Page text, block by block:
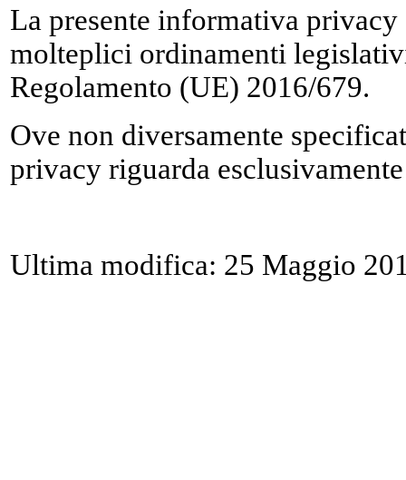
La presente informativa privacy
molteplici ordinamenti
Regolamento (UE) 2016/679.
Ove non diversamente
privacy riguarda
Ultima modifica: 25 Maggio